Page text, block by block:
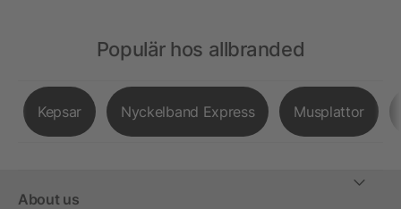
Populär hos allbranded
Kepsar Nyckelband Express Musplattor
About us